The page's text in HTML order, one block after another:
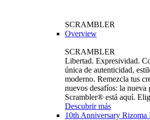
SCRAMBLER
Overview
SCRAMBLER
Libertad. Expresividad.
única de autenticidad,
moderno. Remezcla tus
nuevos desafíos: la nueva
Scrambler® está aquí.
Descubrir más
10th Anniversary Rizoma